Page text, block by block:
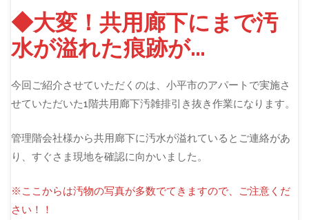
◆大変！共用廊下にまで汚
水が溢れた痕跡が…
今回ご紹介させていただくのは、小平市のアパートで実施さ
せていただいた1階共用廊下汚雑排引き抜き作業になります。
管理階会社様から共用廊下に汚水が溢れているとご連絡があ
り、すぐさま現地を確認に向かいました。
※ここからは汚物の写真が多数でてきますので、ご注意くだ
さい！！